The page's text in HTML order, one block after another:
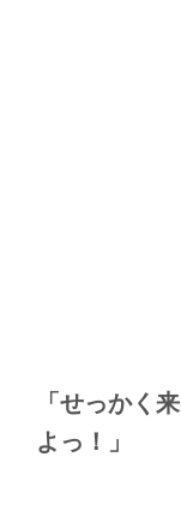
「せっかく
よっ！」